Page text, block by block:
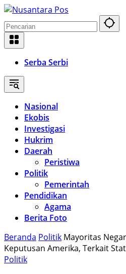
Langsung
ke
konten
Serba Serbi
Nasional
Ekobis
Investigasi
Hukrim
Daerah
Peristiwa
Politik
Pemerintah
Pendidikan
Agama
Berita Foto
Beranda Politik Mayoritas
Keputusan Amerika, Terkait
Politik